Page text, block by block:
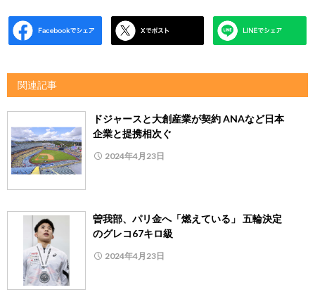
関連記事
ドジャースと大創産業が契約 ANAなど日本
企業と提携相次ぐ
2024年4月23日
曽我部、パリ金へ「燃えている」 五輪決定
のグレコ67キロ級
2024年4月23日